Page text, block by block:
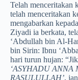
Telah menceritakan
telah menceritakan
mengabarkan
Ziyadi ia berkata,
‘Abdullah bin Al-
bin Sirin: Ibnu
hari turun hujan:
‘ASYHADU
RASULULLAH’,